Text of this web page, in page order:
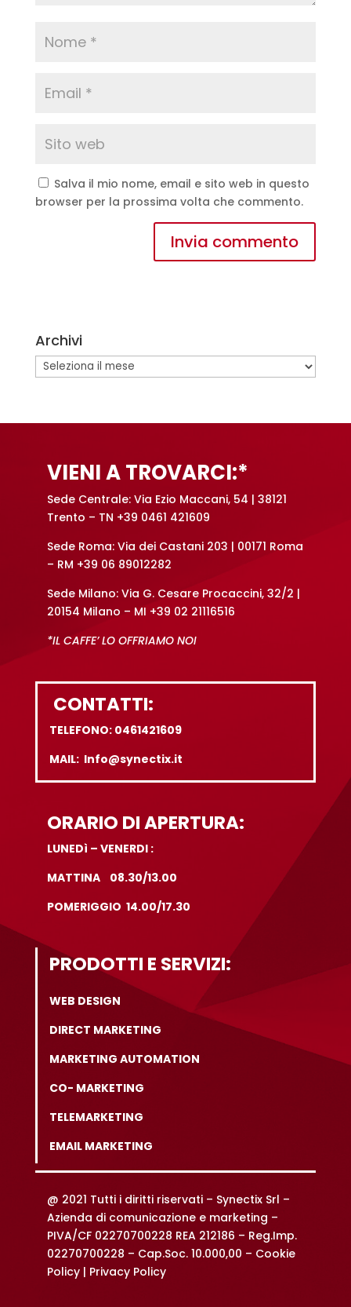
Salva il mio nome, email e sito web in questo
browser per la prossima volta che commento.
r
n
a
Archivi
Archivi
VIENI A TROVARCI:*
Sede Centrale: Via Ezio Maccani, 54 | 38121
Trento – TN +39 0461 421609
Sede Roma: Via dei Castani 203 | 00171 Roma
– RM +39 06 89012282
Sede Milano: Via G. Cesare Procaccini, 32/2 |
20154 Milano – MI +39 02 21116516
*IL CAFFE’ LO OFFRIAMO NOI
CONTATTI:
TELEFONO: 0461421609
MAIL: Info@synectix.it
ORARIO DI APERTURA:
LUNEDì – VENERDI :
MATTINA 08.30/13.00
POMERIGGIO 14.00/17.30
PRODOTTI E SERVIZI:
WEB DESIGN
DIRECT MARKETING
MARKETING AUTOMATION
CO- MARKETING
TELEMARKETING
EMAIL MARKETING
@ 2021 Tutti i diritti riservati – Synectix Srl –
Azienda di comunicazione e marketing –
PIVA/CF 02270700228 REA 212186 – Reg.Imp.
02270700228 – Cap.Soc. 10.000,00 – Cookie
Policy | Privacy Policy